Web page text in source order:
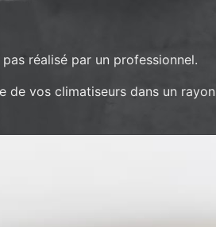
réalisé par un professionnel.
de vos climatiseurs dans un